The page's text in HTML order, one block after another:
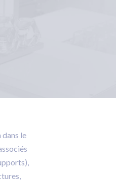
le